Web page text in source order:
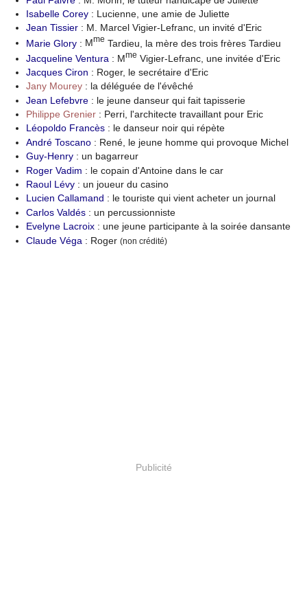
Isabelle Corey : Lucienne, une amie de Juliette
Jean Tissier : M. Marcel Vigier-Lefranc, un invité d'Eric
Marie Glory : Mme Tardieu, la mère des trois frères Tardieu
Jacqueline Ventura : Mme Vigier-Lefranc, une invitée d'Eric
Jacques Ciron : Roger, le secrétaire d'Eric
Jany Mourey : la déléguée de l'évêché
Jean Lefebvre : le jeune danseur qui fait tapisserie
Philippe Grenier : Perri, l'architecte travaillant pour Eric
Léopoldo Francès : le danseur noir qui répète
André Toscano : René, le jeune homme qui provoque Michel
Guy-Henry : un bagarreur
Roger Vadim : le copain d'Antoine dans le car
Raoul Lévy : un joueur du casino
Lucien Callamand : le touriste qui vient acheter un journal
Carlos Valdés : un percussionniste
Evelyne Lacroix : une jeune participante à la soirée dansante
Claude Véga : Roger (non crédité)
Publicité